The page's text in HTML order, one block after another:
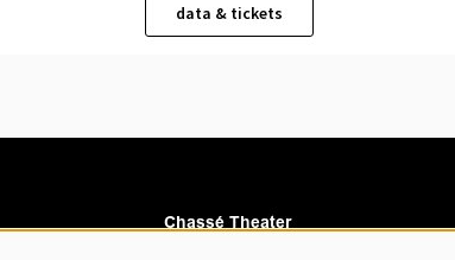
data & tickets
Chassé Theater